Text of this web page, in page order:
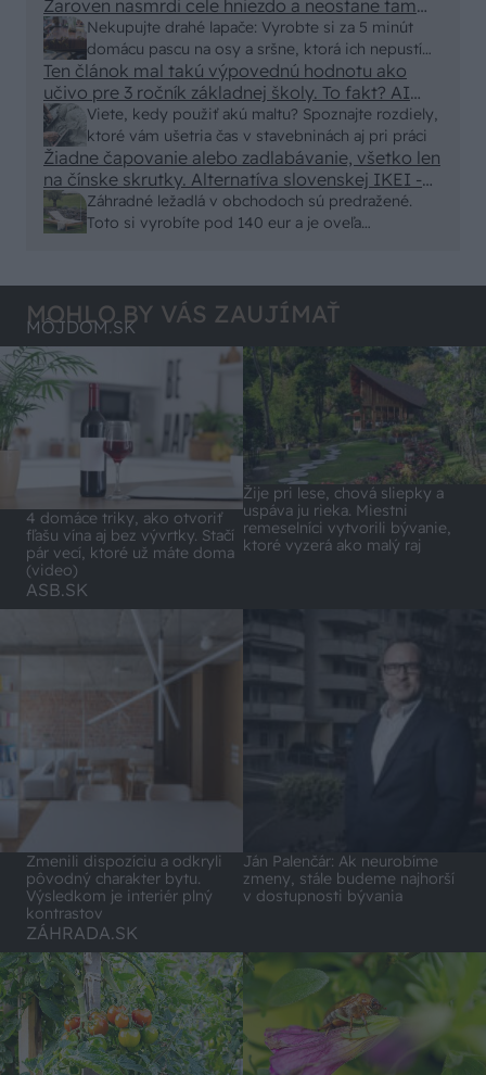
Nekupujte drahé lapače: Vyrobte si za 5 minút
domácu pascu na osy a sršne, ktorá ich nepustí
von
Zaroven nasmrdi cele hniezdo a neostane tam
nic zive. Vasa pasca naucinke moc efektivne.
Skor pritiahne slimaky
Viete, kedy použiť akú maltu? Spoznajte rozdiely,
ktoré vám ušetria čas v stavebninách aj pri práci
Ten článok mal takú výpovednú hodnotu ako
učivo pre 3 ročník základnej školy. To fakt? AI
alebo nejaka kniha z VŠ? Dnešné rychlotvrdnuce
malty - pevnosť 40 Mpa a doba schnutia tak 15
minut , k tomu vodotesné s kryštálikou. A rozdiel
- schnutie a zretie. Nič?
Záhradné ležadlá v obchodoch sú predražené.
Toto si vyrobíte pod 140 eur a je oveľa
Žiadne čapovanie alebo zadlabávanie, všetko len
na čínske skrutky. Alternatíva slovenskej IKEI -
čo sa týka pevnosti. Autor si nedal veľa námahy s
remeselným spracovaním, škoda. No lepšie než
MOHLO BY VÁS ZAUJÍMAŤ
MÔJDOM.SK
4 domáce triky, ako otvoriť
fľašu vína aj bez vývrtky. Stačí
pár vecí, ktoré už máte doma
(video)
Žije pri lese, chová sliepky a
uspáva ju rieka. Miestni
remeselníci vytvorili bývanie,
ktoré vyzerá ako malý raj
ASB.SK
Zmenili dispozíciu a odkryli
pôvodný charakter bytu.
Výsledkom je interiér plný
kontrastov
Ján Palenčár: Ak neurobíme
zmeny, stále budeme najhorší
v dostupnosti bývania
ZÁHRADA.SK